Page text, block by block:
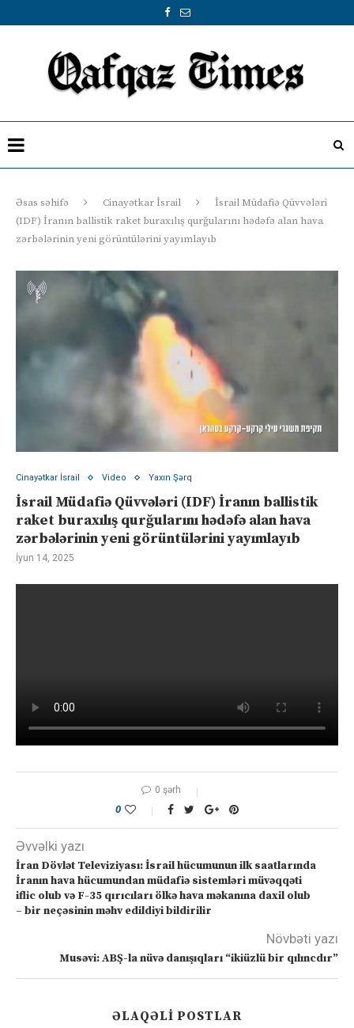
Əsas səhifə Cinayətkar İsrail
İsrail Müdafiə Qüvvələri
(IDF) İranın ballistik raket buraxılış qurğularını hədəfə alan hava
zərbələrinin yeni görüntülərini yayımlayıb
Cinayətkar İsrail Video Yaxın Şərq
İsrail Müdafiə Qüvvələri (IDF) İranın ballistik
raket buraxılış qurğularını hədəfə alan hava
zərbələrinin yeni görüntülərini yayımlayıb
İyun 14, 2025
0 şərh
0
Əvvəlki yazı
İran Dövlət Televiziyası: İsrail hücumunun ilk saatlarında
İranın hava hücumundan müdafiə sistemləri müvəqqəti
iflic olub və F-35 qırıcıları ölkə hava məkanına daxil olub
– bir neçəsinin məhv edildiyi bildirilir
Növbəti yazı
Musəvi: ABŞ-la nüvə danışıqları “ikiüzlü bir qılıncdır”
ƏLAQƏLI POSTLAR